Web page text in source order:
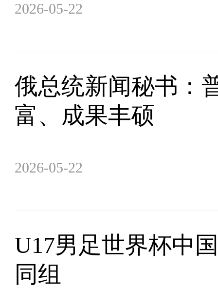
2026-05-22
俄总统新闻秘书：
富、成果丰硕
2026-05-22
U17男足世界杯中
同组